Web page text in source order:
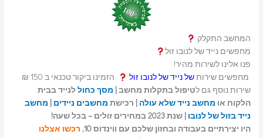
המחשב התקלק
מחפשים נייד של לנובו זול
פנו אלינו לשירות מהיר!
מחפשים שירותשל נייד של לנובו זול
הזמינו ביקור טכנאי ב 150 ₪
שירות נוסף גם לטיפול בתקלות מחשב | מסך כחוללנייד בבית
הלקוח או מחשב נייד שלא עולה | רכישת מחשבים ניידים
מחשב
נייד בזול של לנובו | שנת 2023 במחירים זולים – בכל שעה!
היו יצירתיים בעבודה ובחזון שלכם עם ווינדוס 10,
רכשו אצלנו